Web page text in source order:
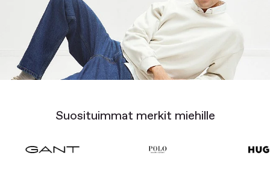
Suosituimmat merkit miehille